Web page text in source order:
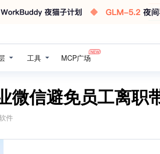
工具 MCP广场
微信避免员工离职
件